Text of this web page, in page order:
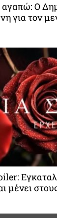
Ο
για τον
μένει